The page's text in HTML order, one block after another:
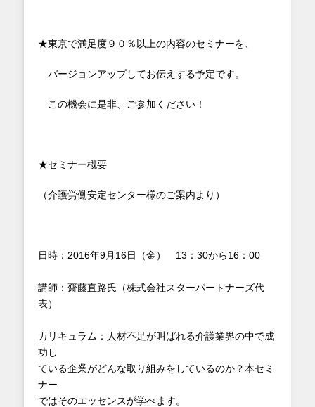
★東京で満足度９０％以上の内容のセミナーを、
バージョンアップしてお伝えする予定です。
この機会に是非、ご参加ください！
★セミナー概要
（介護労働安定センター様のご案内より）
日時：2016年9月16日（金） 13：30から16：00
講師：齋藤直路氏（株式会社スターパートナーズ代
表）
カリキュラム：人材不足が叫ばれる介護業界の中で成
功し
ている企業がどんな取り組みをしているのか？本セミ
ナー
ではそのエッセンスが学べます。